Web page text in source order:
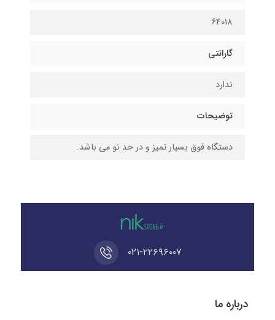
64018
گارانتی
ندارد
توضیحات
دستگاه فوق بسیار تمیز و در حد نو می باشد.
۰۲۱-۲۲۶۹۶۰۰۷
درباره ما